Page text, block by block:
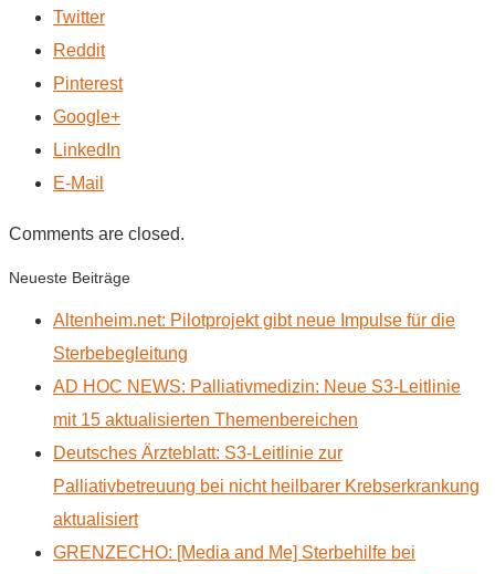
Twitter
Reddit
Pinterest
Google+
LinkedIn
E-Mail
Comments are closed.
Neueste Beiträge
Altenheim.net: Pilotprojekt gibt neue Impulse für die
Sterbebegleitung
AD HOC NEWS: Palliativmedizin: Neue S3-Leitlinie
mit 15 aktualisierten Themenbereichen
Deutsches Ärzteblatt: S3-Leitlinie zur
Palliativbetreuung bei nicht heilbarer Krebserkrankung
aktualisiert
GRENZECHO: [Media and Me] Sterbehilfe bei